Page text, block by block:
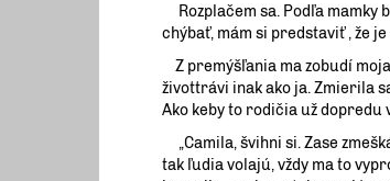
Rozplačem sa. Podľa mamky
chýbať, mám si predstaviť , že
Z premýšľania ma zobudí
živottrávi inak ako ja. Zmierila
Ako keby to rodičia už dopredu
„Camila, švihni si. Zase
tak ľudia volajú, vždy ma to